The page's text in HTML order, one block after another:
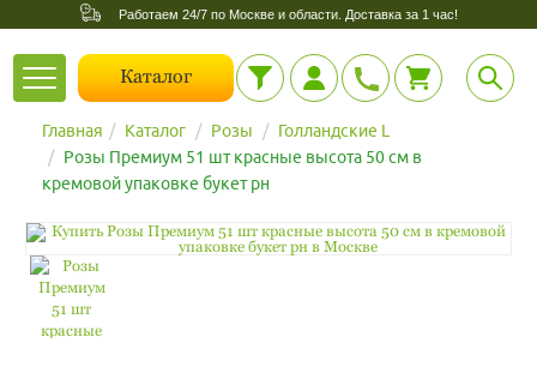
Работаем 24/7 по Москве и области. Доставка за 1 час!
Toggle
navigation
Каталог
Главная Каталог Розы
Голландские L
Розы Премиум 51 шт красные высота 50 см в
кремовой упаковке букет рн